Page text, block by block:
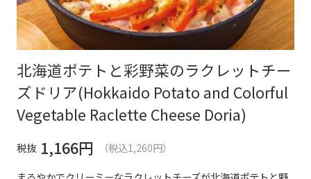
北海道ポテトと彩野菜のラクレットチー
ズドリア(Hokkaido Potato and Colorful
Vegetable Raclette Cheese Doria)
税抜 1,166円
（税込1,260円）